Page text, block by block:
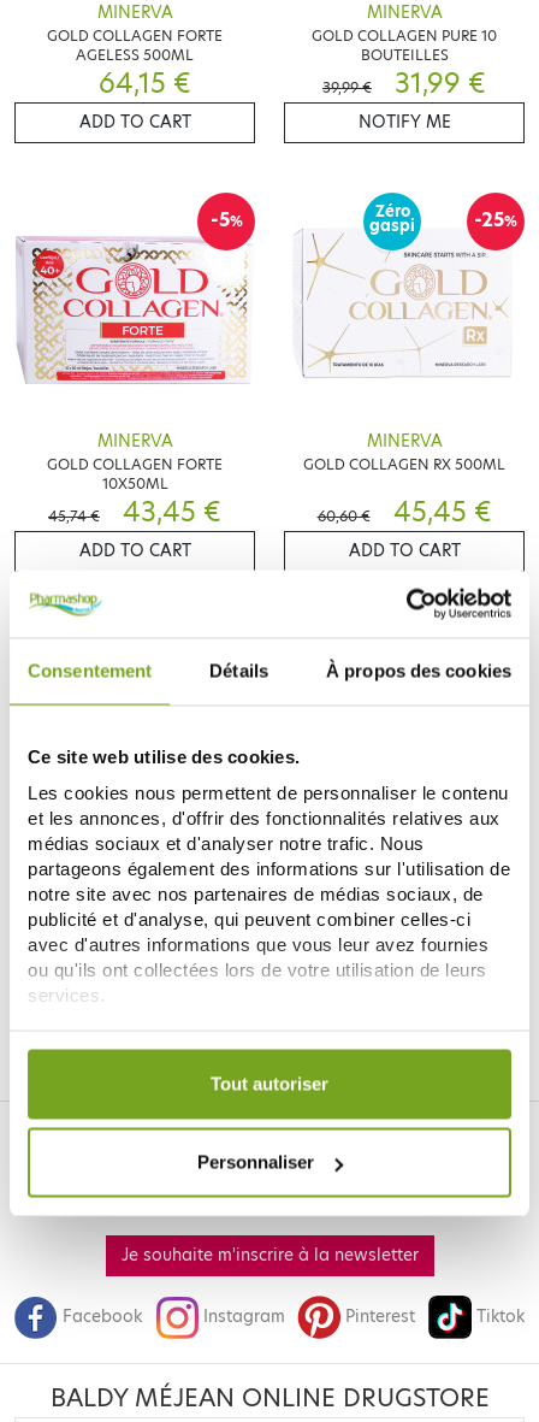
Consentement Détails À propos des cookies
Ce site web utilise des cookies.
Les cookies nous permettent de personnaliser le contenu
et les annonces, d'offrir des fonctionnalités relatives aux
médias sociaux et d'analyser notre trafic. Nous
partageons également des informations sur l'utilisation de
notre site avec nos partenaires de médias sociaux, de
publicité et d'analyse, qui peuvent combiner celles-ci
avec d'autres informations que vous leur avez fournies
ou qu'ils ont collectées lors de votre utilisation de leurs
services.
Votre choix de consentement est conservé pendant une
Tout autoriser
Personnaliser
MINERVA
GOLD COLLAGEN FORTE
AGELESS 500ML
64,15 €
ADD TO CART
MINERVA
GOLD COLLAGEN PURE 10
BOUTEILLES
39,99 €
31,99 €
NOTIFY ME
-5%
MINERVA
GOLD COLLAGEN FORTE
10X50ML
45,74 €
43,45 €
ADD TO CART
-25%
Zéro
gaspi
MINERVA
GOLD COLLAGEN RX 500ML
60,60 € 45,45 €
ADD TO CART
MINERVA
GOLD COLLAGEN FORTE PLUS
500ML
49,65 €
ADD TO CART
Je souhaite m'inscrire à la newsletter
Facebook Instagram Pinterest Tiktok
BALDY MÉJEAN ONLINE DRUGSTORE